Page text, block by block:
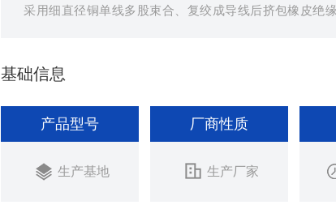
采用细直径铜单线多股束合、复绞成导线后挤包橡皮绝
基础信息
产品型号
生产基地
厂商性质
生产厂家